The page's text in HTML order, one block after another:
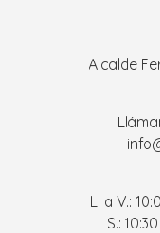
Alcalde
L. a V.:
S.: